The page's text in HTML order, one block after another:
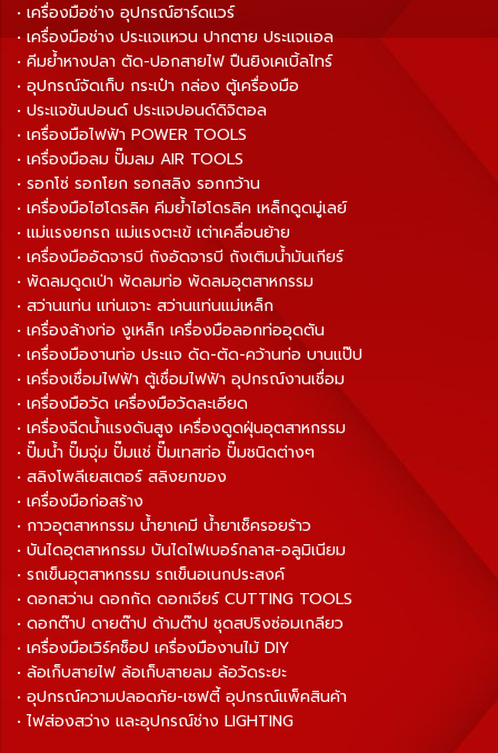
• เครื่องมือช่าง อุปกรณ์ฮาร์ดแวร์
• เครื่องมือช่าง ประแจแหวน ปากตาย ประแจแอล
• คีมย้ำหางปลา ตัด-ปอกสายไฟ ปืนยิงเคเบิ้ลไทร์
• อุปกรณ์จัดเก็บ กระเป๋า กล่อง ตู้เครื่องมือ
• ประแจขันปอนด์ ประแจปอนด์ดิจิตอล
• เครื่องมือไฟฟ้า POWER TOOLS
• เครื่องมือลม ปั๊มลม AIR TOOLS
• รอกโซ่ รอกโยก รอกสลิง รอกกว้าน
• เครื่องมือไฮโดรลิค คีมย้ำไฮโดรลิค เหล็กดูดมู่เลย์
• แม่แรงยกรถ แม่แรงตะเข้ เต่าเคลื่อนย้าย
• เครื่องมืออัดจารบี ถังอัดจารบี ถังเติมน้ำมันเกียร์
• พัดลมดูดเป่า พัดลมท่อ พัดลมอุตสาหกรรม
• สว่านแท่น แท่นเจาะ สว่านแท่นแม่เหล็ก
• เครื่องล้างท่อ งูเหล็ก เครื่องมือลอกท่ออุดตัน
• เครื่องมืองานท่อ ประแจ ดัด-ตัด-คว้านท่อ บานแป๊ป
• เครื่องเชื่อมไฟฟ้า ตู้เชื่อมไฟฟ้า อุปกรณ์งานเชื่อม
• เครื่องมือวัด เครื่องมือวัดละเอียด
• เครื่องฉีดน้ำแรงดันสูง เครื่องดูดฝุ่นอุตสาหกรรม
• ปั๊มน้ำ ปั๊มจุ่ม ปั๊มแช่ ปั๊มเทสท่อ ปั๊มชนิดต่างๆ
• สลิงโพลีเยสเตอร์ สลิงยกของ
• เครื่องมือก่อสร้าง
• กาวอุตสาหกรรม น้ำยาเคมี น้ำยาเช็ครอยร้าว
• บันไดอุตสาหกรรม บันไดไฟเบอร์กลาส-อลูมิเนียม
• รถเข็นอุตสาหกรรม รถเข็นอเนกประสงค์
• ดอกสว่าน ดอกกัด ดอกเจียร์ CUTTING TOOLS
• ดอกต๊าป ดายต๊าป ด้ามต๊าป ชุดสปริงซ่อมเกลียว
• เครื่องมือเวิร์คช็อป เครื่องมืองานไม้ DIY
• ล้อเก็บสายไฟ ล้อเก็บสายลม ล้อวัดระยะ
• อุปกรณ์ความปลอดภัย-เซฟตี้ อุปกรณ์แพ็คสินค้า
• ไฟส่องสว่าง และอุปกรณ์ช่าง LIGHTING